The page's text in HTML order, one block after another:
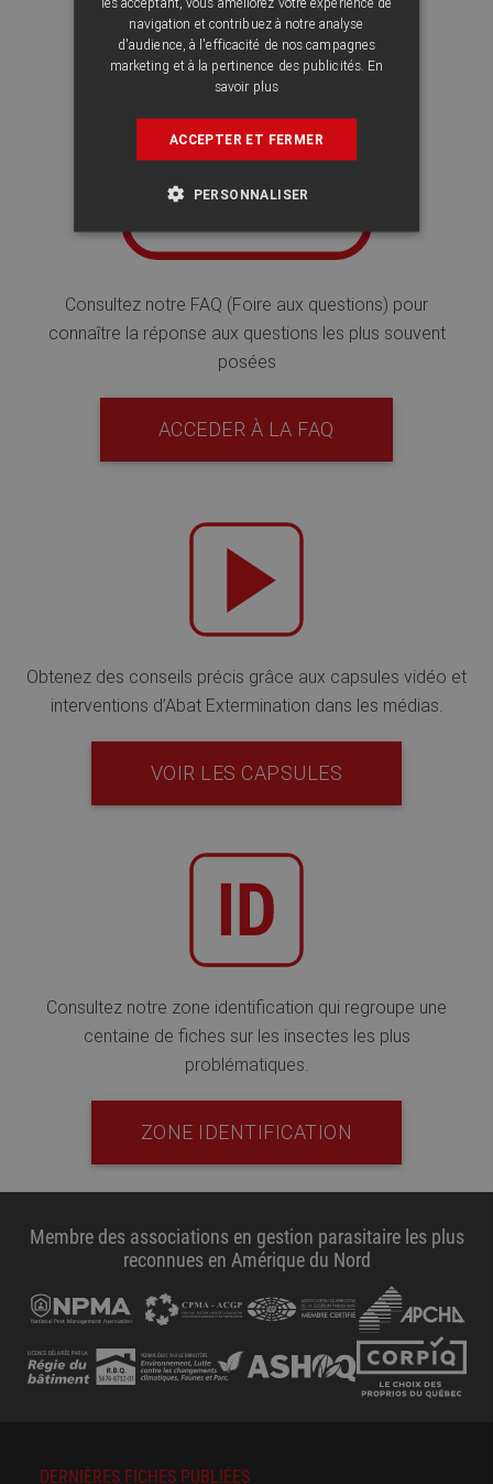
Consultez notre FAQ (Foire aux questions) pour
connaître la réponse aux questions les plus souvent
posées
ACCEDER À LA FAQ
Obtenez des conseils précis grâce aux capsules vidéo et
interventions d’Abat Extermination dans les médias.
VOIR LES CAPSULES
Consultez notre zone identification qui regroupe une
centaine de fiches sur les insectes les plus
problématiques.
ZONE IDENTIFICATION
Membre des associations en gestion parasitaire les plus
reconnues en Amérique du Nord
DERNIÈRES FICHES PUBLIÉES
navigation et contribuez à notre analyse
d'audience, à l'efficacité de nos campagnes
marketing et à la pertinence des publicités. En
savoir plus
ACCEPTER ET FERMER
PERSONNALISER